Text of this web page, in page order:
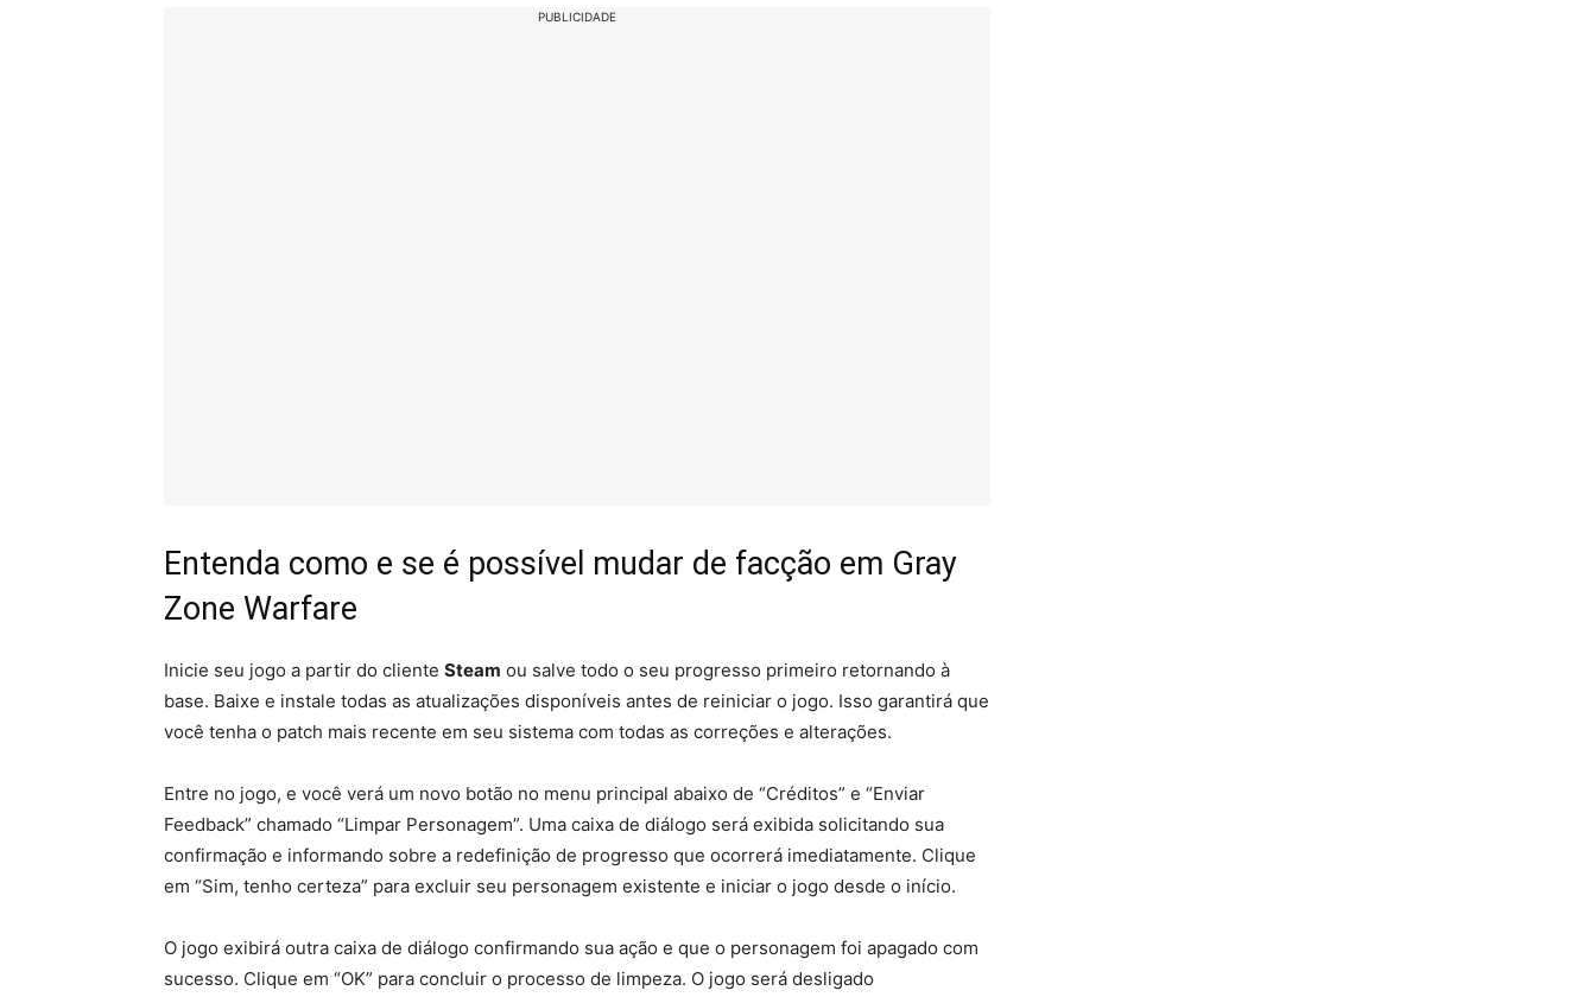
PUBLICIDADE
Entenda como e se é possível mudar de facção em Gray
Zone Warfare
Inicie seu jogo a partir do cliente Steam ou salve todo o seu progresso primeiro retornando à
base. Baixe e instale todas as atualizações disponíveis antes de reiniciar o jogo. Isso garantirá que
você tenha o patch mais recente em seu sistema com todas as correções e alterações.
Entre no jogo, e você verá um novo botão no menu principal abaixo de “Créditos” e “Enviar
Feedback” chamado “Limpar Personagem”. Uma caixa de diálogo será exibida solicitando sua
confirmação e informando sobre a redefinição de progresso que ocorrerá imediatamente. Clique
em “Sim, tenho certeza” para excluir seu personagem existente e iniciar o jogo desde o início.
O jogo exibirá outra caixa de diálogo confirmando sua ação e que o personagem foi apagado com
sucesso. Clique em “OK” para concluir o processo de limpeza. O jogo será desligado